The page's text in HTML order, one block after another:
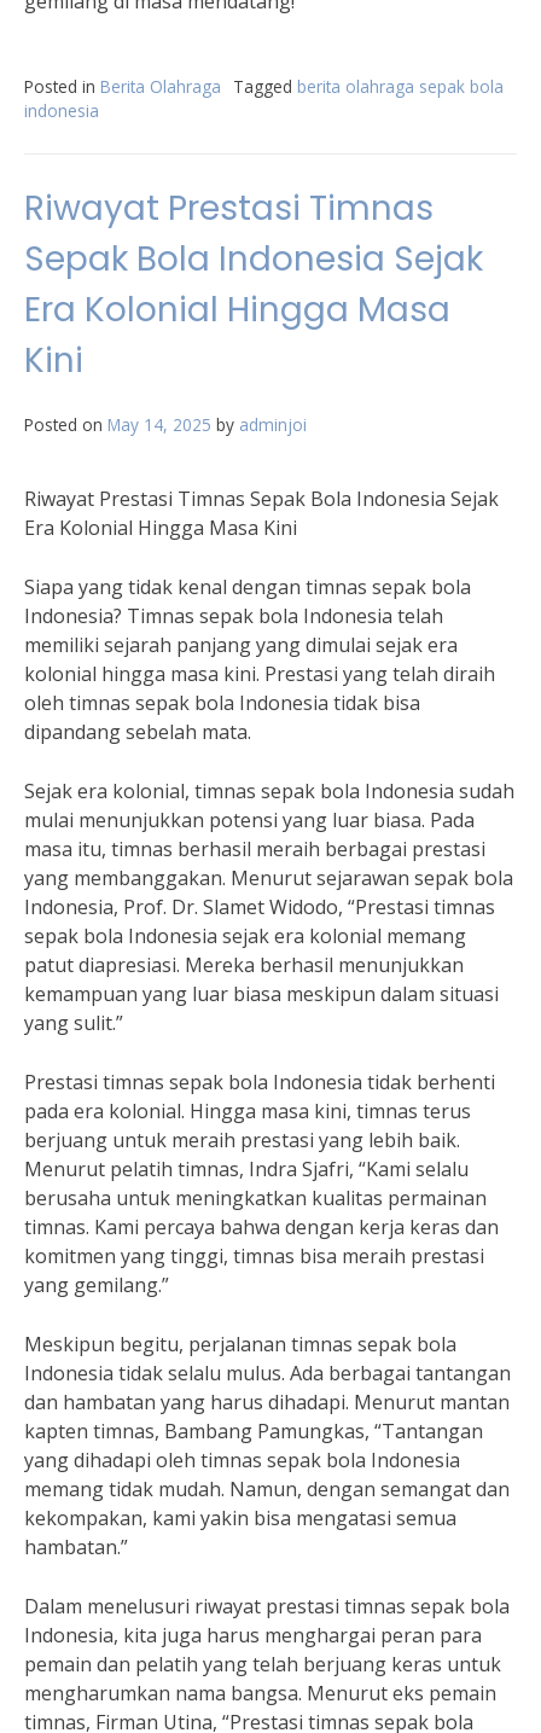
Posted in Berita Olahraga Tagged berita olahraga sepak bola
indonesia
Riwayat Prestasi Timnas
Sepak Bola Indonesia Sejak
Era Kolonial Hingga Masa
Kini
Posted on May 14, 2025 by adminjoi
Riwayat Prestasi Timnas Sepak Bola Indonesia Sejak
Era Kolonial Hingga Masa Kini
Siapa yang tidak kenal dengan timnas sepak bola
Indonesia? Timnas sepak bola Indonesia telah
memiliki sejarah panjang yang dimulai sejak era
kolonial hingga masa kini. Prestasi yang telah diraih
oleh timnas sepak bola Indonesia tidak bisa
dipandang sebelah mata.
Sejak era kolonial, timnas sepak bola Indonesia sudah
mulai menunjukkan potensi yang luar biasa. Pada
masa itu, timnas berhasil meraih berbagai prestasi
yang membanggakan. Menurut sejarawan sepak bola
Indonesia, Prof. Dr. Slamet Widodo, “Prestasi timnas
sepak bola Indonesia sejak era kolonial memang
patut diapresiasi. Mereka berhasil menunjukkan
kemampuan yang luar biasa meskipun dalam situasi
yang sulit.”
Prestasi timnas sepak bola Indonesia tidak berhenti
pada era kolonial. Hingga masa kini, timnas terus
berjuang untuk meraih prestasi yang lebih baik.
Menurut pelatih timnas, Indra Sjafri, “Kami selalu
berusaha untuk meningkatkan kualitas permainan
timnas. Kami percaya bahwa dengan kerja keras dan
komitmen yang tinggi, timnas bisa meraih prestasi
yang gemilang.”
Meskipun begitu, perjalanan timnas sepak bola
Indonesia tidak selalu mulus. Ada berbagai tantangan
dan hambatan yang harus dihadapi. Menurut mantan
kapten timnas, Bambang Pamungkas, “Tantangan
yang dihadapi oleh timnas sepak bola Indonesia
memang tidak mudah. Namun, dengan semangat dan
kekompakan, kami yakin bisa mengatasi semua
hambatan.”
Dalam menelusuri riwayat prestasi timnas sepak bola
Indonesia, kita juga harus menghargai peran para
pemain dan pelatih yang telah berjuang keras untuk
mengharumkan nama bangsa. Menurut eks pemain
timnas, Firman Utina, “Prestasi timnas sepak bola